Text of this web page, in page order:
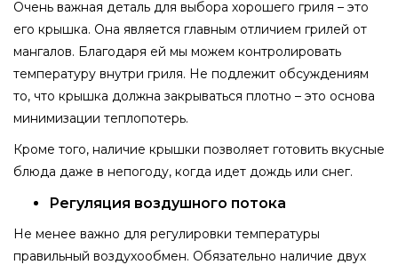
Очень важная деталь для выбора хорошего гриля – это
его крышка. Она является главным отличием грилей от
мангалов. Благодаря ей мы можем контролировать
температуру внутри гриля. Не подлежит обсуждениям
то, что крышка должна закрываться плотно – это основа
минимизации теплопотерь.
Кроме того, наличие крышки позволяет готовить вкусные
блюда даже в непогоду, когда идет дождь или снег.
Регуляция воздушного потока
Не менее важно для регулировки температуры
правильный воздухообмен. Обязательно наличие двух